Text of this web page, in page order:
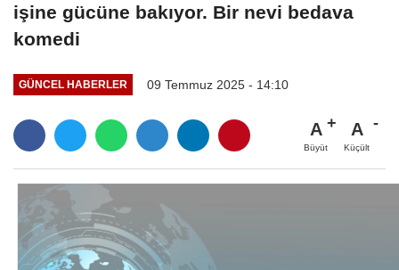
işine gücüne bakıyor. Bir nevi bedava
komedi
GÜNCEL HABERLER 09 Temmuz 2025 - 14:10
A
Büyüt
A
Küçült